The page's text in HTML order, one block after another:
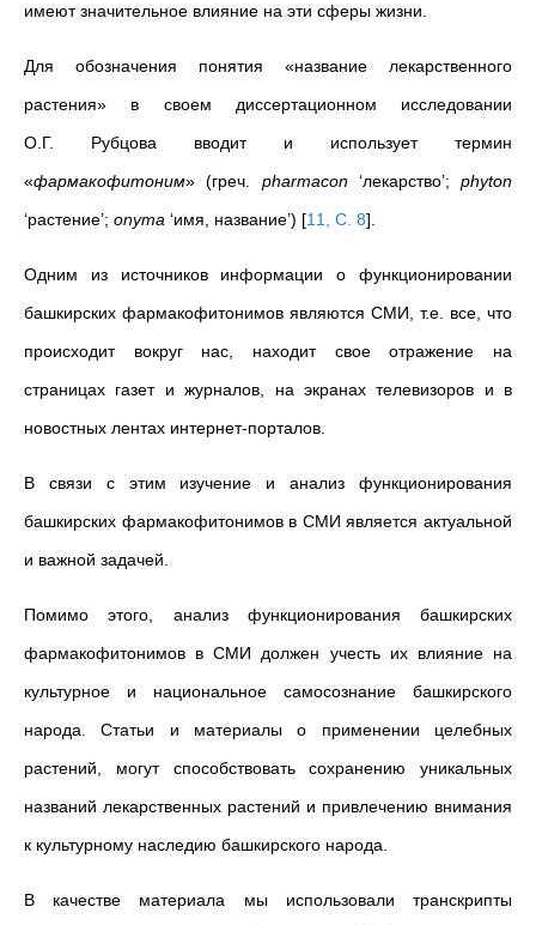
имеют значительное влияние на эти сферы жизни.
Для обозначения понятия «название лекарственного
растения» в своем диссертационном исследовании
О.Г.
Рубцова вводит и использует термин
«фармакофитоним» (греч. pharmacon ‘лекарство’; phyton
‘растение’; onyma ‘имя, название’) [11, C. 8]
Одним из источников информации о функционировании
башкирских фармакофитонимов являются СМИ, т.е. все, что
происходит вокруг нас, находит свое отражение на
страницах газет и журналов, на экранах телевизоров и в
новостных лентах интернет-порталов.
В связи с этим изучение и анализ функционирования
башкирских фармакофитонимов в СМИ является актуальной
и важной задачей.
Помимо этого, анализ функционирования башкирских
фармакофитонимов в СМИ должен учесть их влияние на
культурное и национальное самосознание башкирского
народа. Статьи и материалы о применении целебных
растений, могут способствовать сохранению уникальных
названий лекарственных растений и привлечению внимания
к культурному наследию башкирского народа.
В качестве материала мы использовали транскрипты